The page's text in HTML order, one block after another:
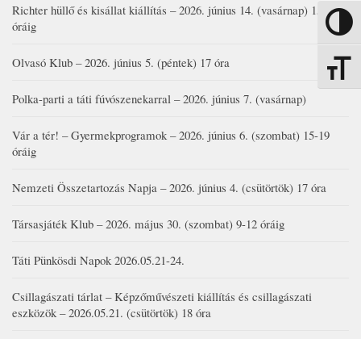
Nagy
Richter hüllő és kisállat kiállítás – 2026. június 14. (vasárnap) 15-17
óráig
Olvasó Klub – 2026. június 5. (péntek) 17 óra
Polka-parti a táti fúvószenekarral – 2026. június 7. (vasárnap)
Vár a tér! – Gyermekprogramok – 2026. június 6. (szombat) 15-19
óráig
Nemzeti Összetartozás Napja – 2026. június 4. (csütörtök) 17 óra
Társasjáték Klub – 2026. május 30. (szombat) 9-12 óráig
Táti Pünkösdi Napok 2026.05.21-24.
Csillagászati tárlat – Képzőművészeti kiállítás és csillagászati
eszközök – 2026.05.21. (csütörtök) 18 óra